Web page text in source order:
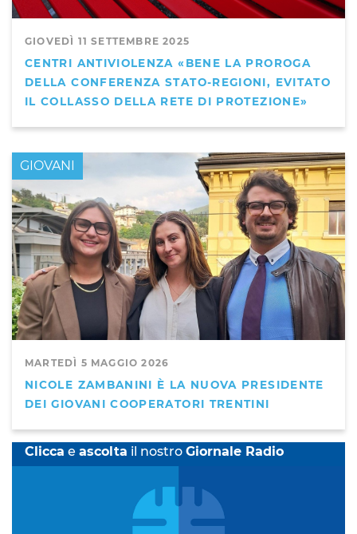
GIOVEDÌ 11 SETTEMBRE 2025
CENTRI ANTIVIOLENZA «BENE LA PROROGA
DELLA CONFERENZA STATO-REGIONI, EVITATO
IL COLLASSO DELLA RETE DI PROTEZIONE»
MARTEDÌ 5 MAGGIO 2026
NICOLE ZAMBANINI È LA NUOVA PRESIDENTE
DEI GIOVANI COOPERATORI TRENTINI
GIOVANI
Clicca e ascolta il nostro Giornale Radio